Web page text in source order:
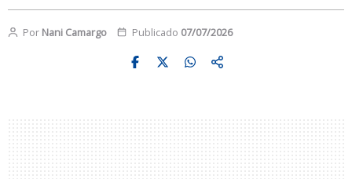
Por Nani Camargo Publicado 07/07/2026